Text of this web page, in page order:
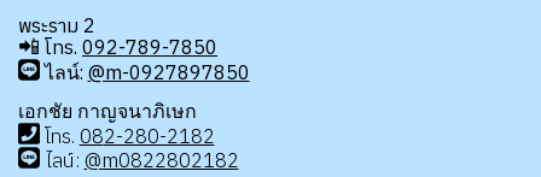
พระราม 2
📲 โทร. 092-789-7850
ไลน์: @m-0927897850
เอกชัย กาญจนาภิเษก
โทร. 082-280-2182
ไลน์: @m0822802182